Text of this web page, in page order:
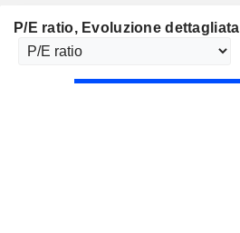
P/E ratio, Evoluzione dettagliata